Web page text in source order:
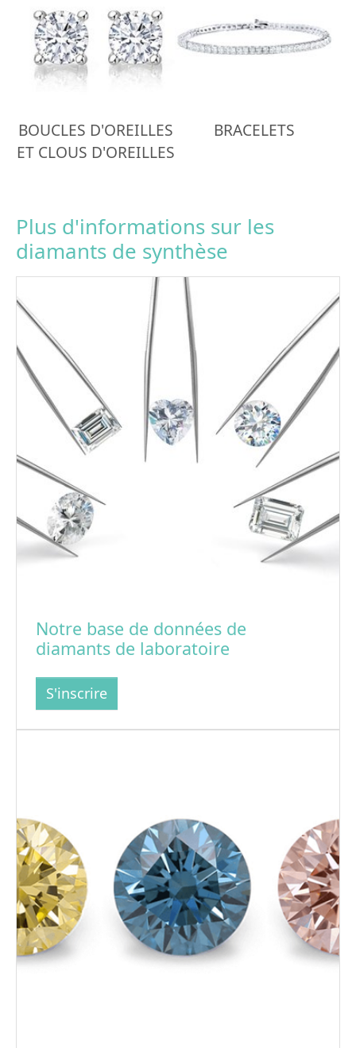
BOUCLES D'OREILLES
ET CLOUS D'OREILLES
BRACELETS
Plus d'informations sur les
diamants de synthèse
Notre base de données de
diamants de laboratoire
S'inscrire